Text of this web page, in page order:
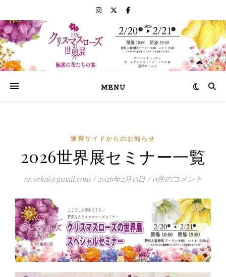
MENU
運営サイドからのお知らせ
2026世界展セミナー一覧
cr.sekai@gmail.com / 2026年2月15日 / 0件のコメント